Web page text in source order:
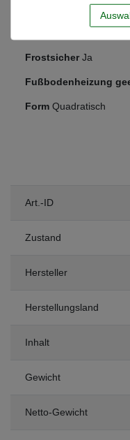
Frostsicher Ja
Fußbodenheizung
Form Quadratisch
Art.-ID
Zustand
Hersteller
Herstellungsland
Inhalt
Gewicht
Netto-Gewicht